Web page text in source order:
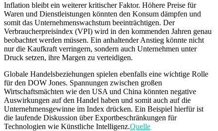
Inflation bleibt ein weiterer kritischer Faktor. Höhere Preise für
Waren und Dienstleistungen könnten den Konsum dämpfen und
somit das Unternehmenswachstum beeinträchtigen. Der
Verbraucherpreisindex (VPI) wird in den kommenden Jahren genau
beobachtet werden müssen. Ein anhaltender Anstieg könnte nicht
nur die Kaufkraft verringern, sondern auch Unternehmen unter
Druck setzen, ihre Margen zu verteidigen.
Globale Handelsbeziehungen spielen ebenfalls eine wichtige Rolle
für den DOW Jones. Spannungen zwischen großen
Wirtschaftsmächten wie den USA und China könnten negative
Auswirkungen auf den Handel haben und somit auch auf die
Unternehmensgewinne im Index drücken. Ein Beispiel hierfür ist
die laufende Diskussion über Exportbeschränkungen für
Technologien wie Künstliche Intelligenz.Quelle